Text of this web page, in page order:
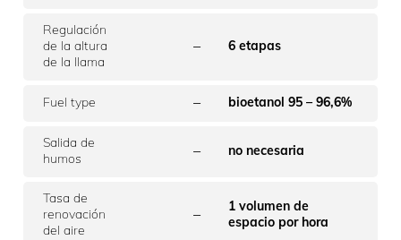
Regulación
de la altura
de la llama
– 6 etapas
Fuel type – bioetanol 95 – 96,6%
Salida de
humos
– no necesaria
Tasa de
renovación
del aire
–
1 volumen de
espacio por hora